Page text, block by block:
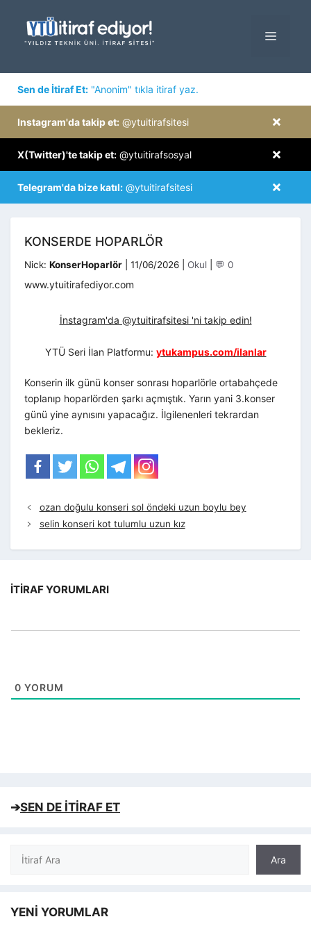
MENÜ
Sen de İtiraf Et: "Anonim" tıkla itiraf yaz.
×
Instagram'da takip et: @ytuitirafsitesi
×
X(Twitter)'te takip et: @ytuitirafsosyal
×
Telegram'da bize katıl: @ytuitirafsitesi
KONSERDE HOPARLÖR
Nick: KonserHoparlör 11/06/2026 Kategoriler
Okul 💬 0
www.ytuitirafediyor.com
İnstagram'da @ytuitirafsitesi 'ni takip edin!
YTÜ Seri İlan Platformu: ytukampus.com/ilanlar
Konserin ilk günü konser sonrası hoparlörle ortabahçede
toplanıp hoparlörden şarkı açmıştık. Yarın yani 3.konser
günü yine aynısını yapacağız. İlgilenenleri tekrardan
bekleriz.
ozan doğulu konseri sol öndeki uzun boylu bey
selin konseri kot tulumlu uzun kız
İTIRAF YORUMLARI
0 YORUM
➔SEN DE İTİRAF ET
Ara
Ara
YENİ YORUMLAR